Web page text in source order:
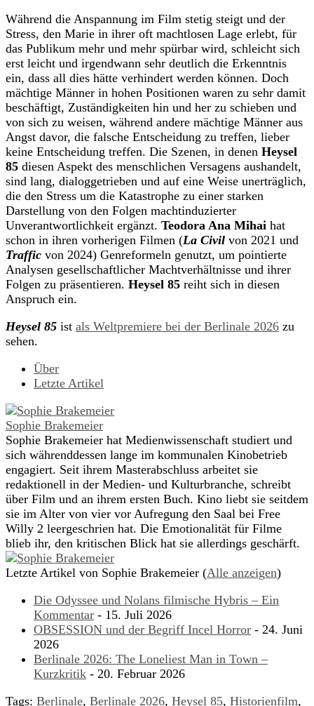
Während die Anspannung im Film stetig steigt und der
Stress, den Marie in ihrer oft machtlosen Lage erlebt, für
das Publikum mehr und mehr spürbar wird, schleicht sich
erst leicht und irgendwann sehr deutlich die Erkenntnis
ein, dass all dies hätte verhindert werden können. Doch
mächtige Männer in hohen Positionen waren zu sehr damit
beschäftigt, Zuständigkeiten hin und her zu schieben und
von sich zu weisen, während andere mächtige Männer aus
Angst davor, die falsche Entscheidung zu treffen, lieber
keine Entscheidung treffen. Die Szenen, in denen Heysel
85 diesen Aspekt des menschlichen Versagens aushandelt,
sind lang, dialoggetrieben und auf eine Weise unerträglich,
die den Stress um die Katastrophe zu einer starken
Darstellung von den Folgen machtinduzierter
Unverantwortlichkeit ergänzt. Teodora Ana Mihai hat
schon in ihren vorherigen Filmen (La Civil von 2021 und
Traffic von 2024) Genreformeln genutzt, um pointierte
Analysen gesellschaftlicher Machtverhältnisse und ihrer
Folgen zu präsentieren. Heysel 85 reiht sich in diesen
Anspruch ein.
Heysel 85 ist als Weltpremiere bei der Berlinale 2026 zu
sehen.
Über
Letzte Artikel
Sophie Brakemeier
Sophie Brakemeier hat Medienwissenschaft studiert und
sich währenddessen lange im kommunalen Kinobetrieb
engagiert. Seit ihrem Masterabschluss arbeitet sie
redaktionell in der Medien- und Kulturbranche, schreibt
über Film und an ihrem ersten Buch. Kino liebt sie seitdem
sie im Alter von vier vor Aufregung den Saal bei Free
Willy 2 leergeschrien hat. Die Emotionalität für Filme
blieb ihr, den kritischen Blick hat sie allerdings geschärft.
Letzte Artikel von Sophie Brakemeier (Alle anzeigen)
Die Odyssee und Nolans filmische Hybris – Ein
Kommentar - 15. Juli 2026
OBSESSION und der Begriff Incel Horror - 24. Juni
2026
Berlinale 2026: The Loneliest Man in Town –
Kurzkritik - 20. Februar 2026
Tags: Berlinale, Berlinale 2026, Heysel 85, Historienfilm,